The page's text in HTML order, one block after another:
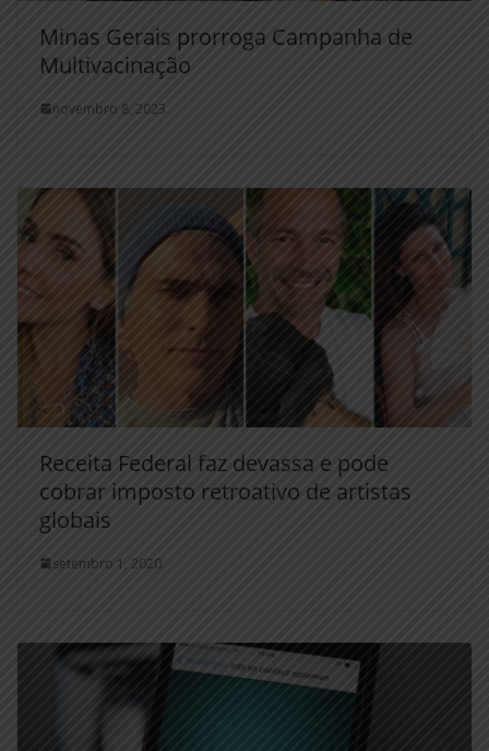
Minas Gerais prorroga Campanha de
Multivacinação
novembro 8, 2023
Receita Federal faz devassa e pode
cobrar imposto retroativo de artistas
globais
setembro 1, 2020